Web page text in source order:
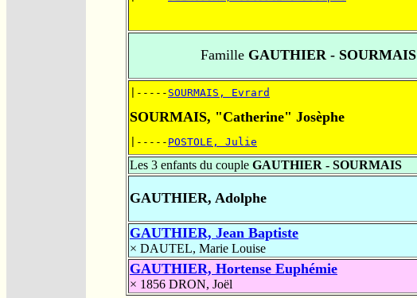
FamilleGAUTHIER - SOURMAIS
|----- SOURMAIS, Evrard
SOURMAIS, "Catherine" Josèphe
|----- POSTOLE, Julie
Les 3 enfants du couple GAUTHIER - SOURMAIS
GAUTHIER, Adolphe
GAUTHIER, Jean Baptiste
× DAUTEL, Marie Louise
GAUTHIER, Hortense Euphémie
× 1856 DRON, Joël